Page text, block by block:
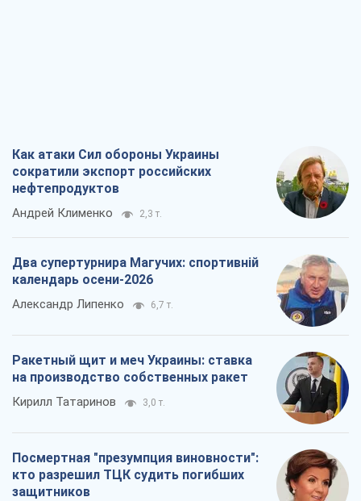
Как атаки Сил обороны Украины
сократили экспорт российских
нефтепродуктов
Андрей Клименко 2,3 т.
Два супертурнира Магучих: спортивній
календарь осени-2026
Александр Липенко 6,7 т.
Ракетный щит и меч Украины: ставка
на производство собственных ракет
Кирилл Татаринов 3,0 т.
Посмертная "презумпция виновности":
кто разрешил ТЦК судить погибших
защитников